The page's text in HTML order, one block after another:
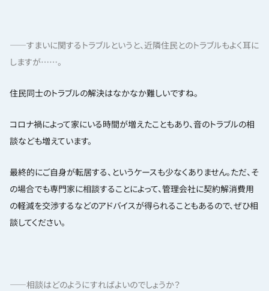
——すまいに関するトラブルというと、近隣住民とのトラブルもよく耳に
しますが……。
住民同士のトラブルの解決はなかなか難しいですね。
コロナ禍によって家にいる時間が増えたこともあり、音のトラブルの相
談なども増えています。
最終的にご自身が転居する、というケースも少なくありません。ただ、そ
の場合でも専門家に相談することによって、管理会社に契約解消費用
の軽減を交渉するなどのアドバイスが得られることもあるので、ぜひ相
談してください。
——相談はどのようにすればよいのでしょうか？